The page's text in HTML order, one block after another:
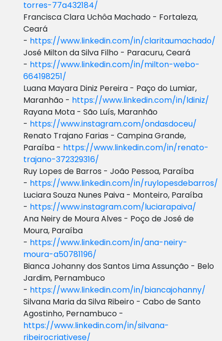
torres-77a432184/
Francisca Clara Uchôa Machado - Fortaleza,
Ceará
- https://www.linkedin.com/in/claritaumachado/
José Milton da Silva Filho - Paracuru, Ceará
- https://www.linkedin.com/in/milton-webo-
664198251/
Luana Mayara Diniz Pereira - Paço do Lumiar,
Maranhão - https://www.linkedin.com/in/ldiniz/
Rayana Mota - São Luís, Maranhão
- https://www.instagram.com/ondasdoceu/
Renato Trajano Farias - Campina Grande,
Paraíba - https://www.linkedin.com/in/renato-
trajano-372329316/
Ruy Lopes de Barros - João Pessoa, Paraíba
- https://www.linkedin.com/in/ruylopesdebarros/
Luciara Souza Nunes Paiva - Monteiro, Paraíba
- https://www.instagram.com/luciarapaiva/
Ana Neiry de Moura Alves - Poço de José de
Moura, Paraíba
- https://www.linkedin.com/in/ana-neiry-
moura-a50781196/
Bianca Johanny dos Santos Lima Assunção - Belo
Jardim, Pernambuco
- https://www.linkedin.com/in/biancajohanny/
Silvana Maria da Silva Ribeiro - Cabo de Santo
Agostinho, Pernambuco -
https://www.linkedin.com/in/silvana-
ribeirocriativese/